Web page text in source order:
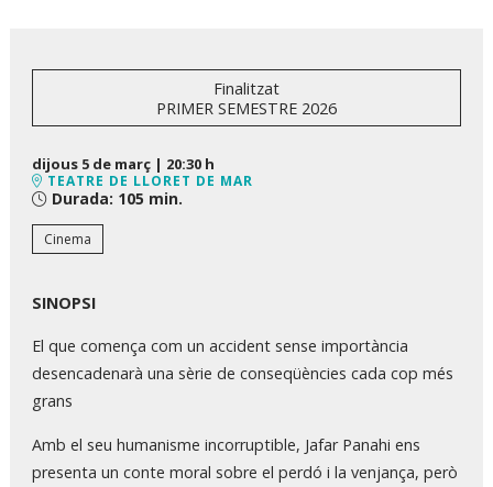
Finalitzat
PRIMER SEMESTRE 2026
dijous 5 de març | 20:30 h
TEATRE DE LLORET DE MAR
Durada: 105 min.
Cinema
SINOPSI
El que comença com un accident sense importància
desencadenarà una sèrie de conseqüències cada cop més
grans
Amb el seu humanisme incorruptible, Jafar Panahi ens
presenta un conte moral sobre el perdó i la venjança, però